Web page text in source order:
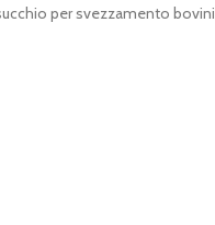
per svezzamento bovini